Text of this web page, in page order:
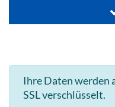
Ihre Daten werden
SSL verschlüsselt.